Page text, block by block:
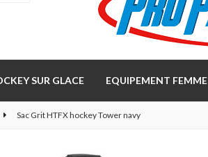
SUR GLACE EQUIPEMENT FEMME
Sac Grit HTFX hockey Tower navy